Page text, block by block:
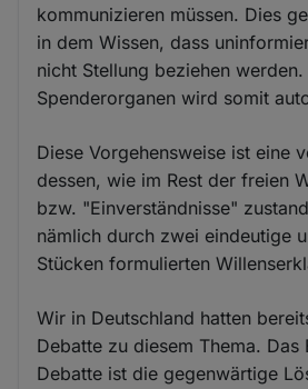
kommunizieren müssen. Dies
in dem Wissen, dass
nicht Stellung beziehen
Spenderorganen wird somit
Diese Vorgehensweise ist eine
dessen, wie im Rest der freien
bzw. "Einverständnisse"
nämlich durch zwei eindeutige
Stücken formulierten
Wir in Deutschland hatten
Debatte zu diesem Thema. Das
Debatte ist die gegenwärtige